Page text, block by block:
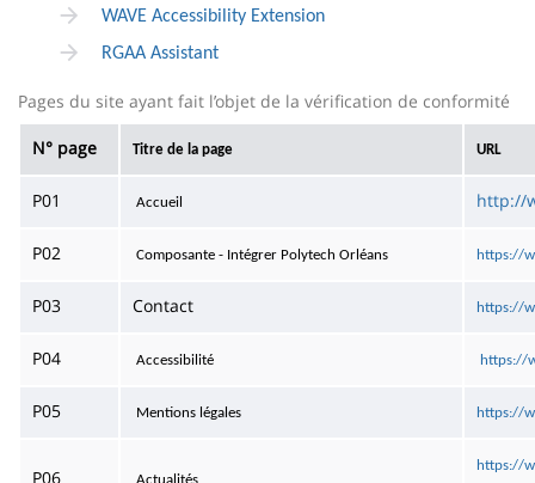
WAVE Accessibility Extension
RGAA Assistant
Pages du site ayant fait l’objet de la vérification de conformité
N° page Titre de la page URL
P01 Accueil http://
P02 Composante - Intégrer Polytech Orléans https://
P03 Contact https://
P04 Accessibilité https://
P05 Mentions légales https://
P06 Actualités
https://